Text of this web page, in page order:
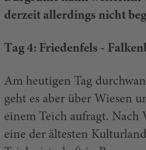
derzeit allerdings nicht
Tag 4: Friedenfels -
Am heutigen Tag
geht es aber über Wiesen
einem Teich aufragt.
eine der ältesten